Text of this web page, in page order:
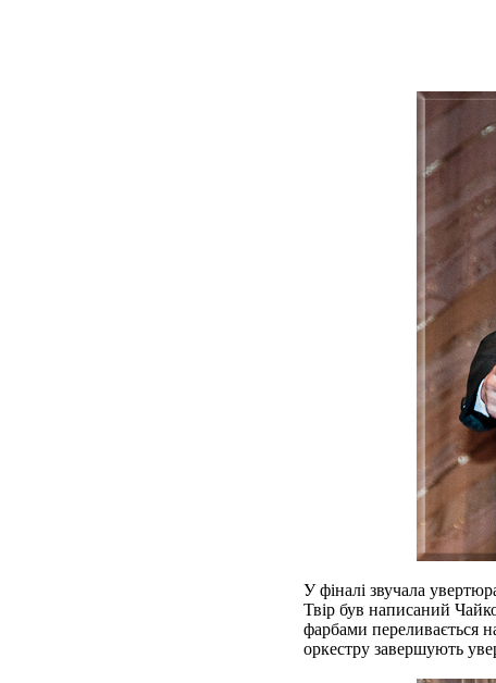
У фіналі звучала
Твір був написаний
фарбами переливається
оркестру завершують